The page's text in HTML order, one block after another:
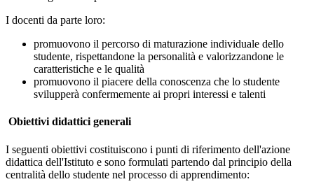
I docenti da parte loro:
promuovono il percorso di maturazione individuale dello
studente, rispettandone la personalità e valorizzandone le
caratteristiche e le qualità
promuovono il piacere della conoscenza che lo studente
svilupperà confermemente ai propri interessi e talenti
Obiettivi didattici generali
I seguenti obiettivi costituiscono i punti di riferimento dell'azione
didattica dell'Istituto e sono formulati partendo dal principio della
centralità dello studente nel processo di apprendimento: